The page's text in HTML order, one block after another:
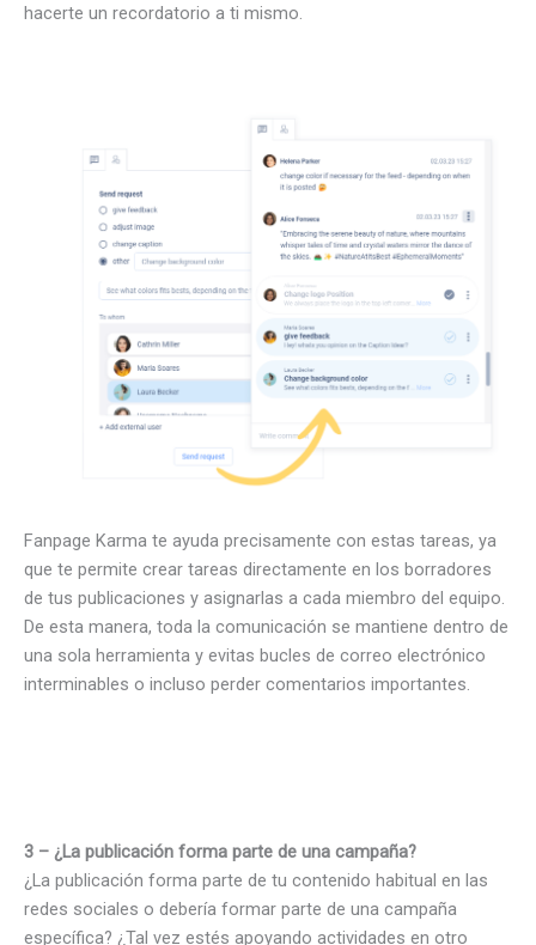
hacerte un recordatorio a ti mismo.
Fanpage Karma te ayuda precisamente con estas tareas, ya
que te permite crear tareas directamente en los borradores
de tus publicaciones y asignarlas a cada miembro del equipo.
De esta manera, toda la comunicación se mantiene dentro de
una sola herramienta y evitas bucles de correo electrónico
interminables o incluso perder comentarios importantes.
3 – ¿La publicación forma parte de una campaña?
¿La publicación forma parte de tu contenido habitual en las
redes sociales o debería formar parte de una campaña
específica? ¿Tal vez estés apoyando actividades en otro